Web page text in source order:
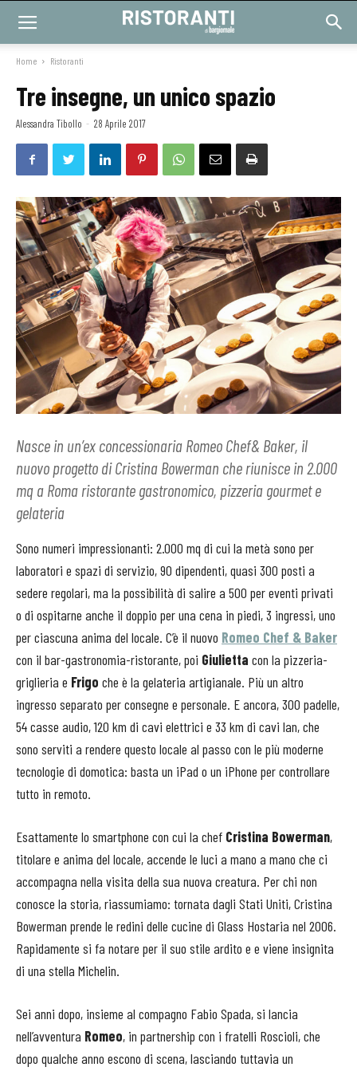
Home Ristoranti
Tre insegne, un unico spazio
Alessandra Tibollo - 28 Aprile 2017
Nasce in un’ex concessionaria Romeo Chef& Baker, il
nuovo progetto di Cristina Bowerman che riunisce in 2.000
mq a Roma ristorante gastronomico, pizzeria gourmet e
gelateria
Sono numeri impressionanti: 2.000 mq di cui la metà sono per
laboratori e spazi di servizio, 90 dipendenti, quasi 300 posti a
sedere regolari, ma la possibilità di salire a 500 per eventi privati
o di ospitarne anche il doppio per una cena in piedi, 3 ingressi, uno
per ciascuna anima del locale. C’è il nuovo Romeo Chef & Baker
con il bar-gastronomia-ristorante, poi Giulietta con la pizzeria-
griglieria e Frigo che è la gelateria artigianale. Più un altro
ingresso separato per consegne e personale. E ancora, 300 padelle,
54 casse audio, 120 km di cavi elettrici e 33 km di cavi lan, che
sono serviti a rendere questo locale al passo con le più moderne
tecnologie di domotica: basta un iPad o un iPhone per controllare
tutto in remoto.
Esattamente lo smartphone con cui la chef Cristina Bowerman,
titolare e anima del locale, accende le luci a mano a mano che ci
accompagna nella visita della sua nuova creatura. Per chi non
conosce la storia, riassumiamo: tornata dagli Stati Uniti, Cristina
Bowerman prende le redini delle cucine di Glass Hostaria nel 2006.
Rapidamente si fa notare per il suo stile ardito e e viene insignita
di una stella Michelin.
Sei anni dopo, insieme al compagno Fabio Spada, si lancia
nell’avventura Romeo, in partnership con i fratelli Roscioli, che
dopo qualche anno escono di scena, lasciando tuttavia un